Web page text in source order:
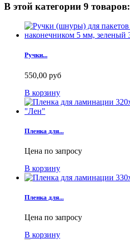
В этой категории 9 товаров:
Ручки...
550,00 руб
В корзину
Пленка для...
Цена по запросу
В корзину
Пленка для...
Цена по запросу
В корзину